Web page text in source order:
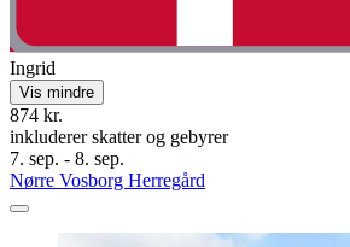
Ingrid
Vis mindre
874 kr.
inkluderer skatter og gebyrer
7. sep. - 8. sep.
Nørre Vosborg Herregård